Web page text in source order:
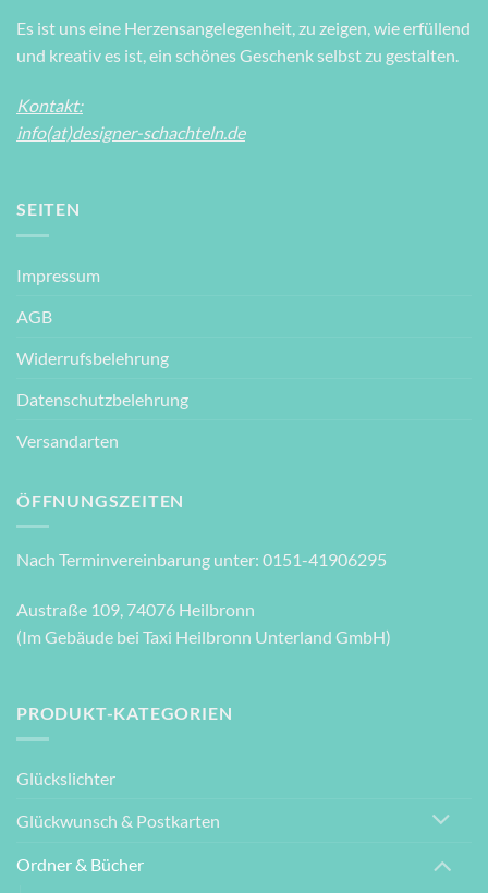
Es ist uns eine Herzensangelegenheit, zu zeigen, wie erfüllend
und kreativ es ist, ein schönes Geschenk selbst zu gestalten.
Kontakt:
info(at)designer-schachteln.de
SEITEN
Impressum
AGB
Widerrufsbelehrung
Datenschutzbelehrung
Versandarten
ÖFFNUNGSZEITEN
Nach Terminvereinbarung unter: 0151-41906295
Austraße 109, 74076 Heilbronn
(Im Gebäude bei Taxi Heilbronn Unterland GmbH)
PRODUKT-KATEGORIEN
Glückslichter
Glückwunsch & Postkarten
Ordner & Bücher